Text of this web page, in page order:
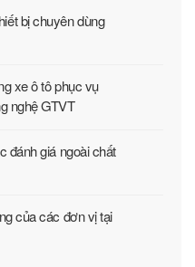
bị chuyên dùng
xe ô tô phục vụ
nghệ GTVT
đánh giá ngoài chất
của các đơn vị tại